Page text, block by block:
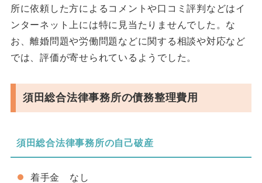
所に依頼した方によるコメントや口コミ評判などはイ
ンターネット上には特に見当たりませんでした。な
お、離婚問題や労働問題などに関する相談や対応など
では、評価が寄せられているようでした。
須田総合法律事務所の債務整理費用
須田総合法律事務所の自己破産
着手金 なし